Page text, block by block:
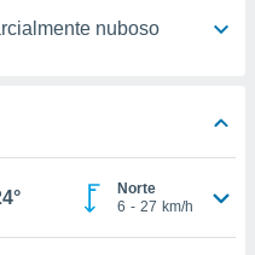
nuboso
Norte
6 - 27 km/h